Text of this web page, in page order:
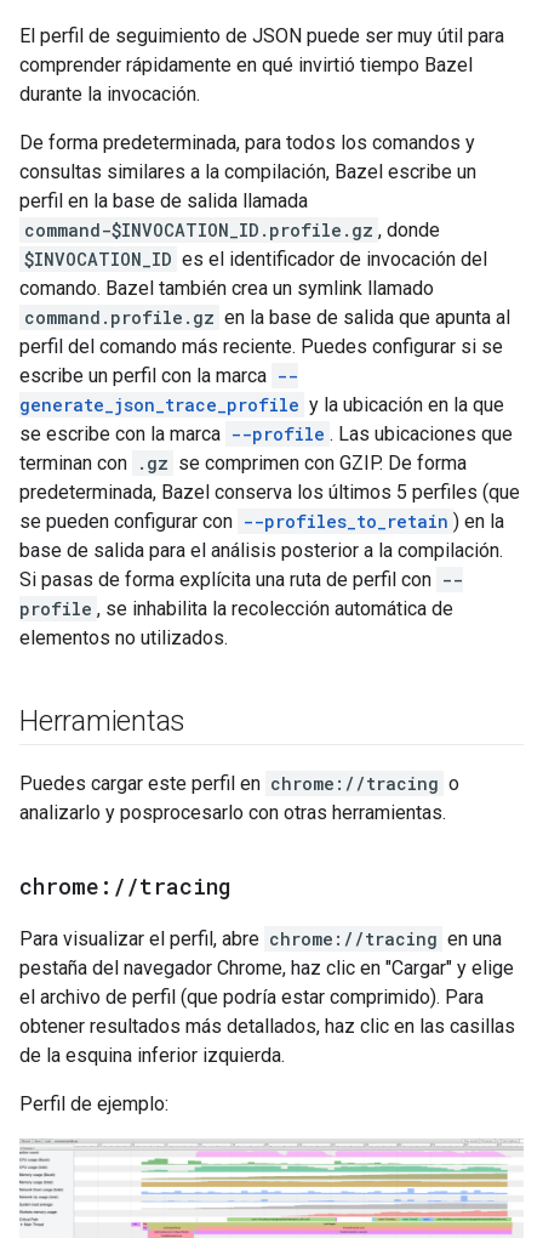
El perfil de seguimiento de JSON puede ser muy útil para
comprender rápidamente en qué invirtió tiempo Bazel
durante la invocación.
De forma predeterminada, para todos los comandos y
consultas similares a la compilación, Bazel escribe un
perfil en la base de salida llamada
command-$INVOCATION_ID.profile.gz , donde
$INVOCATION_ID es el identificador de invocación del
comando. Bazel también crea un symlink llamado
command.profile.gz en la base de salida que apunta al
perfil del comando más reciente. Puedes configurar si se
escribe un perfil con la marca --
generate_json_trace_profile y la ubicación en la que
se escribe con la marca --profile . Las ubicaciones que
terminan con .gz se comprimen con GZIP. De forma
predeterminada, Bazel conserva los últimos 5 perfiles (que
se pueden configurar con --profiles_to_retain ) en la
base de salida para el análisis posterior a la compilación.
Si pasas de forma explícita una ruta de perfil con --
profile , se inhabilita la recolección automática de
elementos no utilizados.
Herramientas
Puedes cargar este perfil en chrome://tracing o
analizarlo y posprocesarlo con otras herramientas.
chrome: //tracing
Para visualizar el perfil, abre chrome://tracing en una
pestaña del navegador Chrome, haz clic en "Cargar" y elige
el archivo de perfil (que podría estar comprimido). Para
obtener resultados más detallados, haz clic en las casillas
de la esquina inferior izquierda.
Perfil de ejemplo: